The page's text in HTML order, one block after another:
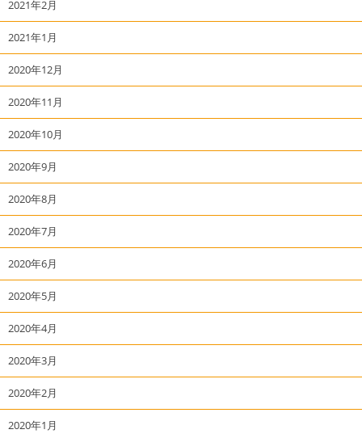
2021年2月
2021年1月
2020年12月
2020年11月
2020年10月
2020年9月
2020年8月
2020年7月
2020年6月
2020年5月
2020年4月
2020年3月
2020年2月
2020年1月